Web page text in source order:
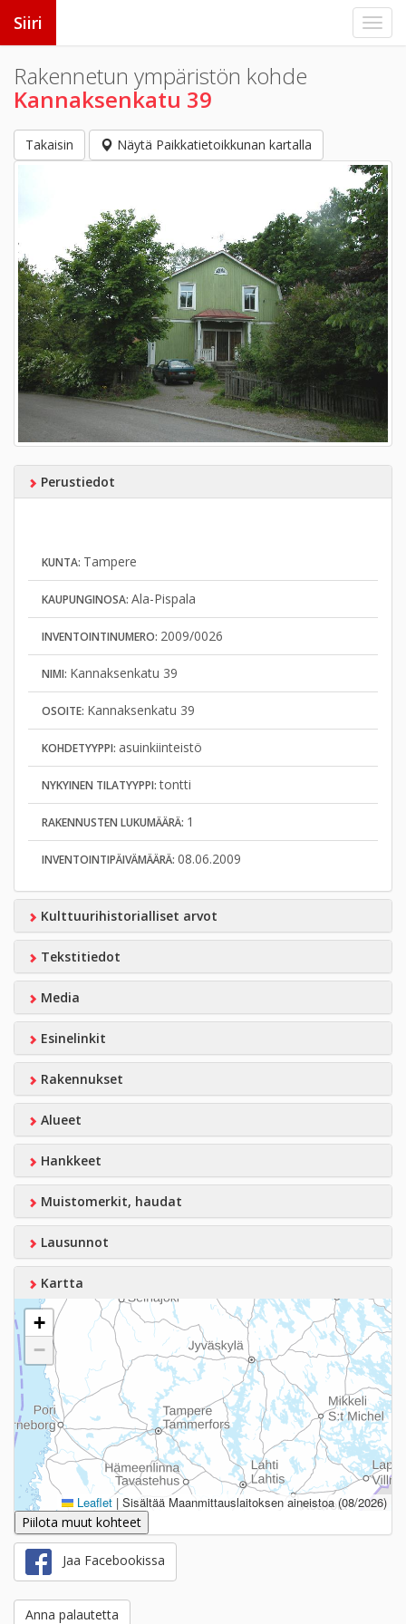
Siiri
Rakennetun ympäristön kohde
Kannaksenkatu 39
Takaisin Näytä Paikkatietoikkunan kartalla
Perustiedot
KUNTA: Tampere
KAUPUNGINOSA: Ala-Pispala
INVENTOINTINUMERO: 2009/0026
NIMI: Kannaksenkatu 39
OSOITE: Kannaksenkatu 39
KOHDETYYPPI: asuinkiinteistö
NYKYINEN TILATYYPPI:tontti
RAKENNUSTEN LUKUMÄÄRÄ: 1
INVENTOINTIPÄIVÄMÄÄRÄ: 08.06.2009
Kulttuurihistorialliset arvot
Tekstitiedot
Media
Esinelinkit
Rakennukset
Alueet
Hankkeet
Muistomerkit, haudat
Lausunnot
Kartta
+
−
Leaflet | Sisältää Maanmittauslaitoksen aineistoa (08/2026)
Piilota muut kohteet
Jaa Facebookissa
Anna palautetta